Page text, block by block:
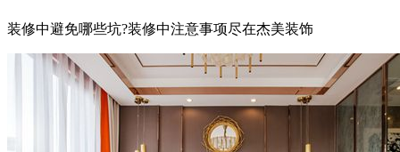
装修中避免哪些坑?装修中注意事项尽在杰美装饰